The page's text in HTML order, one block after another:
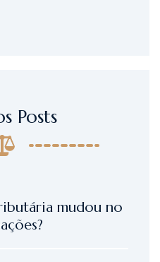
Posts
mudou no